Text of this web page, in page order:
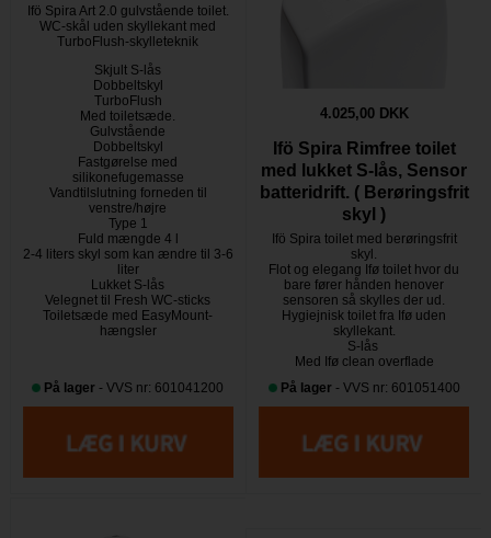
Ifö Spira Art 2.0 gulvstående toilet.
WC-skål uden skyllekant med
TurboFlush-skylleteknik
Skjult S-lås
Dobbeltskyl
TurboFlush
Med toiletsæde.
Gulvstående
Dobbeltskyl
Fastgørelse med
silikonefugemasse
Vandtilslutning forneden til
venstre/højre
Type 1
Fuld mængde 4 l
2-4 liters skyl som kan ændre til 3-6
liter
Lukket S-lås
Velegnet til Fresh WC-sticks
Toiletsæde med EasyMount-
hængsler
På lager - VVS nr: 601041200
4.025,00 DKK
Ifö Spira Rimfree toilet
med lukket S-lås, Sensor
batteridrift. ( Berøringsfrit
skyl )
Ifö Spira toilet med berøringsfrit
skyl.
Flot og elegang Ifø toilet hvor du
bare fører hånden henover
sensoren så skylles der ud.
Hygiejnisk toilet fra Ifø uden
skyllekant.
S-lås
Med Ifø clean overflade
På lager- VVS nr: 601051400